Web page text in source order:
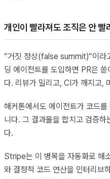
개인이 빨라져도 조직은 안 빨
“거짓 정상(false summit)“이라
딩 에이전트를 도입하면 PR은
다. 리뷰가 밀리고, CI가 깨지고,
해커톤에서도 에이전트가 코드
니다. 그 결과물을 합치고 검증하
다.
Stripe는 이 병목을 자동화로 해
와 결정적 코드 연산을 인터리브